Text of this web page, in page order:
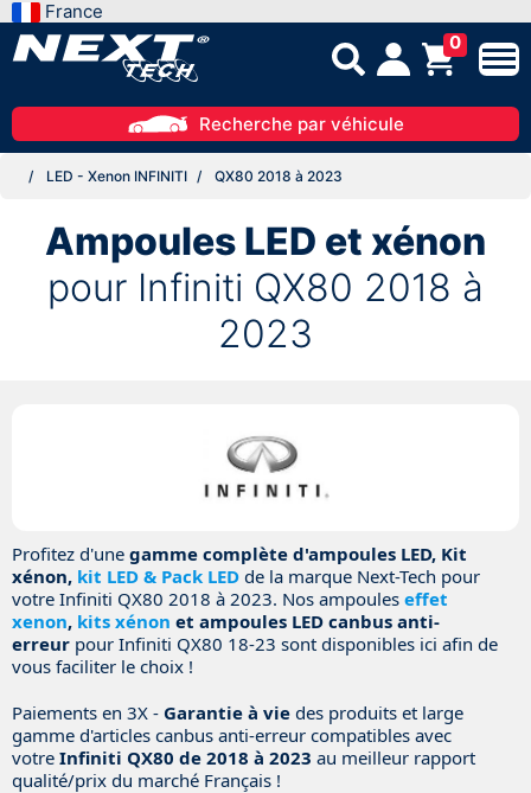
France
0
Recherche par véhicule
LED - Xenon INFINITI QX80 2018 à 2023
Ampoules LED et xénon
pour Infiniti QX80 2018 à
2023
Profitez d'une gamme complète d'ampoules LED, Kit
xénon, kit LED & Pack LED de la marque Next-Tech pour
votre Infiniti QX80 2018 à 2023. Nos ampoules effet
xenon, kits xénon et ampoules LED canbus anti-
erreur pour Infiniti QX80 18-23 sont disponibles ici afin de
vous faciliter le choix !
Paiements en 3X - Garantie à vie des produits et large
gamme d'articles canbus anti-erreur compatibles avec
votre Infiniti QX80 de 2018 à 2023 au meilleur rapport
qualité/prix du marché Français !